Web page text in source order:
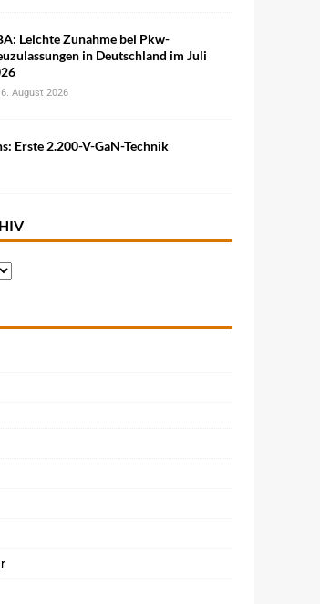
Leichte Zunahme bei Pkw-
in Deutschland im Juli
6. August 2026
Erste 2.200-V-GaN-Technik